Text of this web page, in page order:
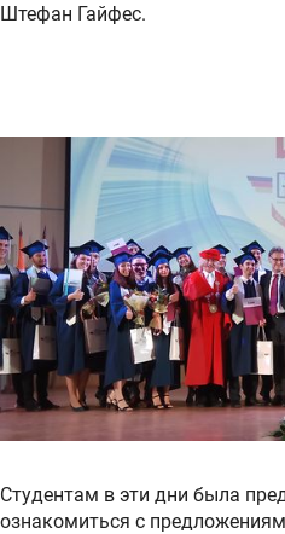
Штефан Гайфес.
Студентам в эти дни была
ознакомиться с